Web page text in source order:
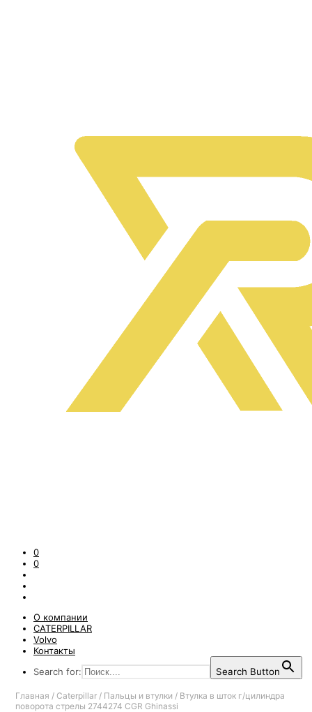
0
0
О компании
CATERPILLAR
Volvo
Контакты
Search for:
Search Button
Главная / Caterpillar / Пальцы и втулки / Втулка в шток г/цилиндра
поворота стрелы 2744274 CGR Ghinassi